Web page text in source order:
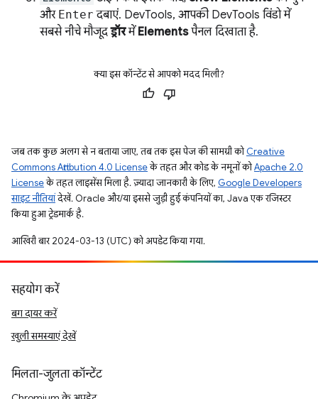
और Enter दबाएं. DevTools, आपकी DevTools विंडो में
सबसे नीचे मौजूदड्रॉरमेंElementsपैनल दिखाता है.
क्या इस कॉन्टेंट से आपको मदद मिली?
जब तक कुछ अलग से न बताया जाए, तब तक इस पेज की सामग्री कोCreative
Commons Attribution 4.0 Licenseके तहत और कोड के नमूनों कोApache 2.0
Licenseके तहत लाइसेंस मिला है. ज़्यादा जानकारी के लिए, Google Developers
साइट नीतियांदेखें. Oracle और/या इससे जुड़ी हुई कंपनियों का, Java एक रजिस्टर
किया हुआ ट्रेडमार्क है.
आखिरी बार 2024-03-13 (UTC) को अपडेट किया गया.
सहयोग करें
बग दायर करें
खुली समस्याएं देखें
मिलता-जुलता कॉन्टेंट